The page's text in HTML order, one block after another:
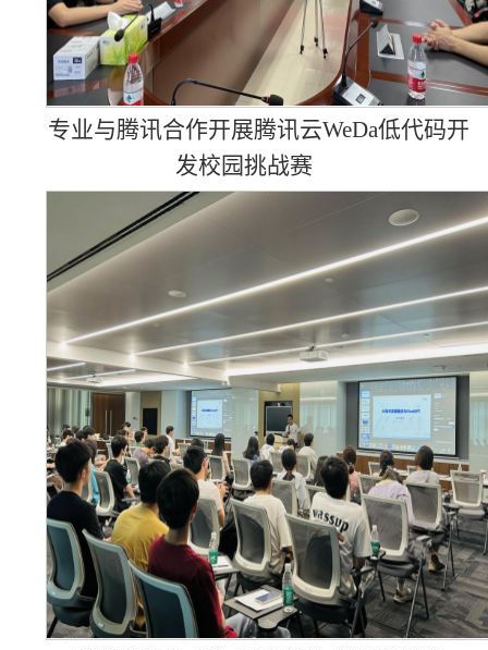
专业与腾讯合作开展腾讯云WeDa低代码开
发校园挑战赛